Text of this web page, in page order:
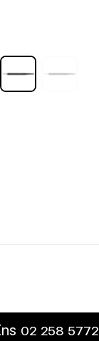
ทร 02 258 5772